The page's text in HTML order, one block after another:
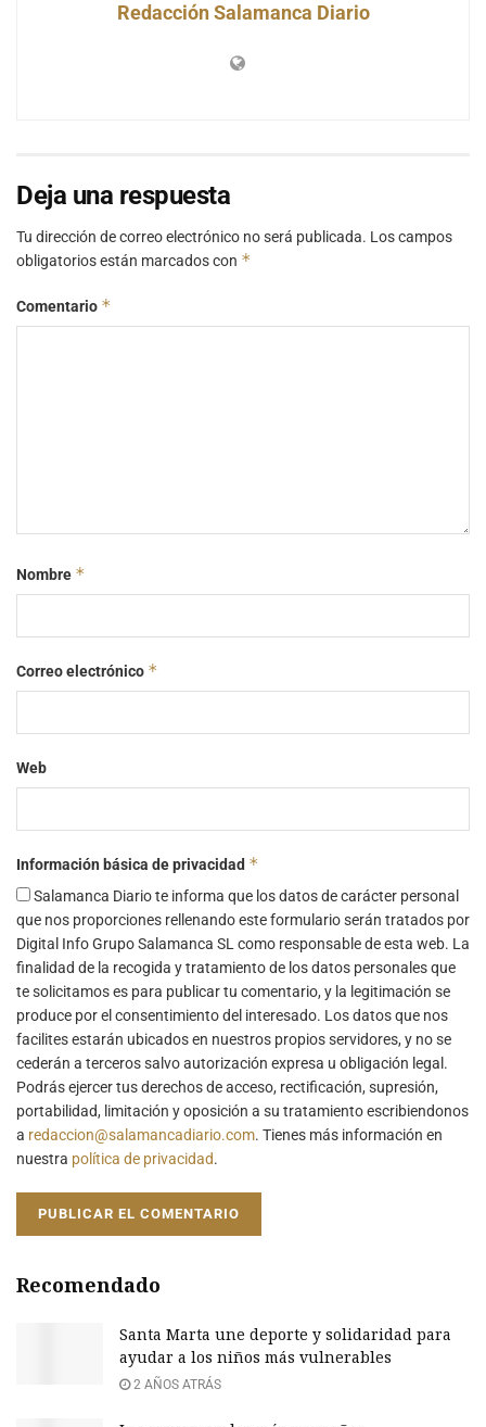
Redacción Salamanca Diario
Deja una respuesta
Tu dirección de correo electrónico no será publicada. Los campos
obligatorios están marcados con *
Comentario *
Nombre *
Correo electrónico *
Web
Información básica de privacidad *
Salamanca Diario te informa que los datos de carácter personal
que nos proporciones rellenando este formulario serán tratados por
Digital Info Grupo Salamanca SL como responsable de esta web. La
finalidad de la recogida y tratamiento de los datos personales que
te solicitamos es para publicar tu comentario, y la legitimación se
produce por el consentimiento del interesado. Los datos que nos
facilites estarán ubicados en nuestros propios servidores, y no se
cederán a terceros salvo autorización expresa u obligación legal.
Podrás ejercer tus derechos de acceso, rectificación, supresión,
portabilidad, limitación y oposición a su tratamiento escribiendonos
a redaccion@salamancadiario.com. Tienes más información en
nuestra política de privacidad.
Recomendado
Santa Marta une deporte y solidaridad para
ayudar a los niños más vulnerables
2 AÑOS ATRÁS